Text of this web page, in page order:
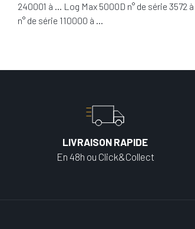
240001 à … Log Max 5000D n° de série 3572
n° de série 110000 à …
LIVRAISON RAPIDE
En 48h ou Click&Collect